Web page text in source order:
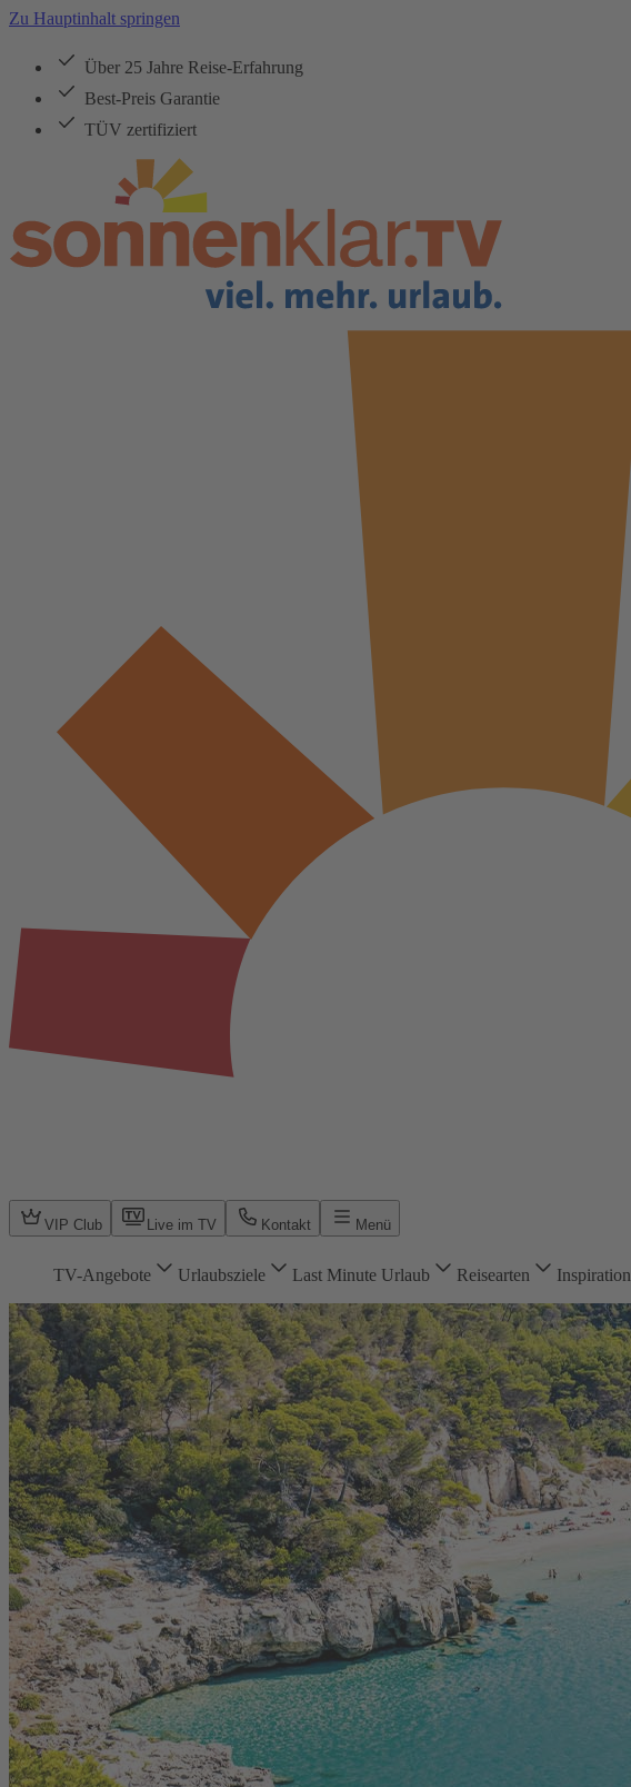
Zu Hauptinhalt springen
Über 25 Jahre Reise-Erfahrung
Best-Preis Garantie
TÜV zertifiziert
VIP Club Live im TV Kontakt Menü
TV-Angebote Urlaubsziele Last Minute Urlaub Reisearten Inspiration